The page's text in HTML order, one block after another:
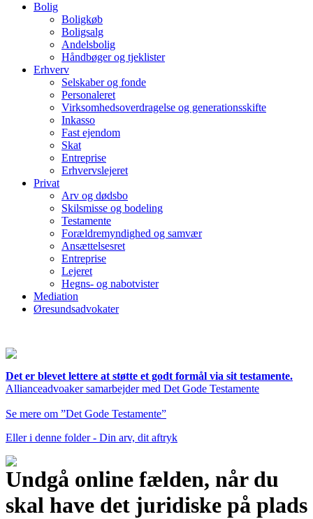
Bolig
Boligkøb
Boligsalg
Andelsbolig
Håndbøger og tjeklister
Erhverv
Selskaber og fonde
Personaleret
Virksomhedsoverdragelse og generationsskifte
Inkasso
Fast ejendom
Skat
Entreprise
Erhvervslejeret
Privat
Arv og dødsbo
Skilsmisse og bodeling
Testamente
Forældremyndighed og samvær
Ansættelsesret
Entreprise
Lejeret
Hegns- og nabotvister
Mediation
Øresundsadvokater
Det er blevet lettere at støtte et godt formål via sit testamente.
Allianceadvoaker samarbejder med Det Gode Testamente
Se mere om ”Det Gode Testamente”
Eller i denne folder - Din arv, dit aftryk
Undgå online fælden, når du
skal have det juridiske på plads